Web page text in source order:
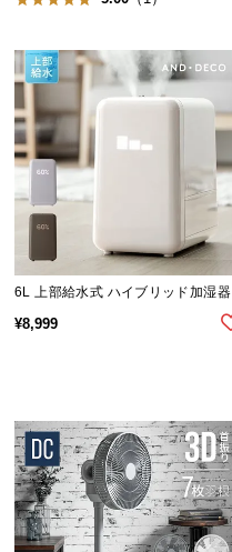
か
ら
す
イ
リ
コ
ネ
ー
ト
か
ら
6L 上部給水式 ハイブリッド加湿器
¥8,999